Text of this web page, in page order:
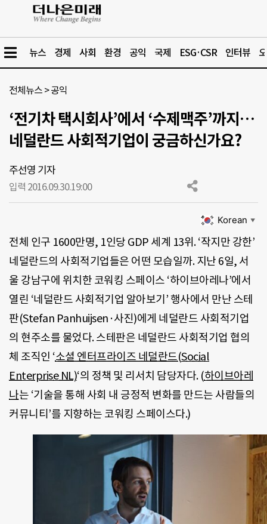
뉴스 경제 사회 환경 공익 국제 ESG·CSR 인터뷰
전체뉴스 >공익
‘전기차 택시회사’에서 ‘수제맥주’까지…
네덜란드 사회적기업이 궁금하신가요?
주선영 기자
입력 2016.09.30.19:00
Korean ▼
전체 인구 1600만명, 1인당 GDP 세계 13위. ‘작지만 강한’
네덜란드의 사회적기업들은 어떤 모습일까. 지난 6일, 서
울 강남구에 위치한 코워킹 스페이스 ‘하이브아레나’에서
열린 ‘네덜란드 사회적기업 알아보기’ 행사에서 만난 스테
판(Stefan Panhuijsen·사진)에게 네덜란드 사회적기업
의 현주소를 물었다. 스테판은 네덜란드 사회적기업 협의
체 조직인 ‘소셜 엔터프라이즈 네덜란드(Social
Enterprise NL)‘의 정책 및 리서치 담당자다. (하이브아레
나는 ‘기술을 통해 사회 내 긍정적 변화를 만드는 사람들의
커뮤니티’를 지향하는 코워킹 스페이스다.)